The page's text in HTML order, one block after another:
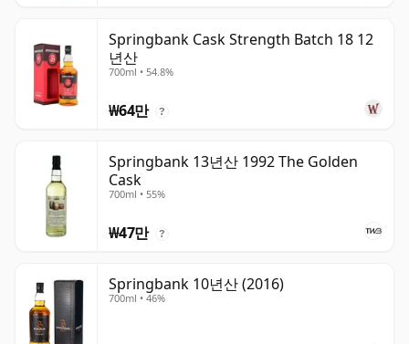
Springbank Cask Strength Batch 18 12
년산
700ml • 54.8%
₩64만 ?
Springbank 13년산 1992 The Golden
Cask
700ml • 55%
₩47만 ?
Springbank 10년산 (2016)
700ml • 46%